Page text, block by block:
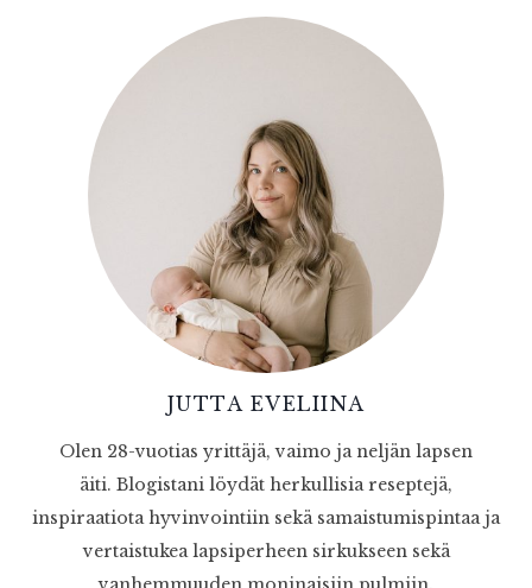
JUTTA EVELIINA
Olen 28-vuotias yrittäjä, vaimo ja neljän lapsen
äiti. Blogistani löydät herkullisia reseptejä,
inspiraatiota hyvinvointiin sekä samaistumispintaa ja
vertaistukea lapsiperheen sirkukseen sekä